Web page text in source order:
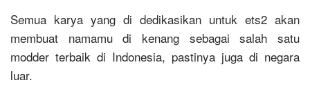
Semua karya yang di dedikasikan untuk ets2 akan
membuat namamu di kenang sebagai salah satu
modder terbaik di Indonesia, pastinya juga di negara
luar.